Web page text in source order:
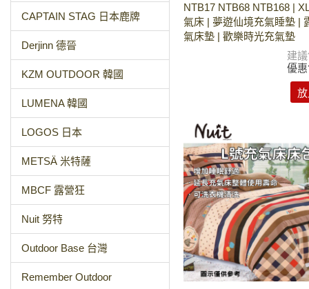
CAPTAIN STAG 日本鹿牌
Derjinn 德晉
KZM OUTDOOR 韓國
LUMENA 韓國
LOGOS 日本
METSÄ 米特薩
MBCF 露營狂
Nuit 努特
Outdoor Base 台灣
Remember Outdoor
NTB17 NTB68 NTB168 |
氣床 | 夢遊仙境充氣睡墊 |
氣床墊 | 歡樂時光充氣墊
建
優